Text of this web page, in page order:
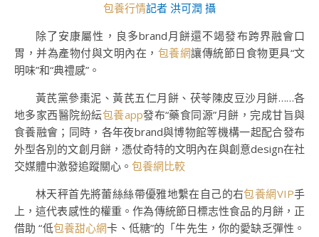
包養行情記者 洪可潤 攝
除了安康屬性，良多brand月餅還不竭發布跨界融會口
胃，并為產物付與文明內在， 包養網讓傳統節日食物更具“文
明味”和“典禮感”。
黃芪黨參棗泥、黃芪五仁月餅、茯苓陳皮豆沙月餅……各
地多家西醫院紛紜包養app發布“藥食同源”月餅，完成甘旨與
食養融會；同時，各年夜brand與博物館等機構一起配合發布
外型各別的文創月餅，憑仗奇特的文明內在與創意design在社
交媒體中激發追蹤關心。 包養網比較
林天秤首先將蕾絲絲帶優雅地繫在自己的右包養網VIP手
上，這代表感性的權重。作為傳統節日標志性食品的月餅，正
借助 “低包養甜心網卡、低糖”的「牛先生，你的愛缺乏彈性。